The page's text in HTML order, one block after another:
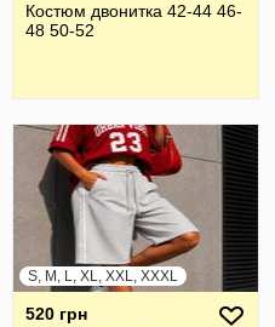
Костюм двонитка 42-44 46-
48 50-52
S, M, L, XL, XXL, XXXL
520 грн